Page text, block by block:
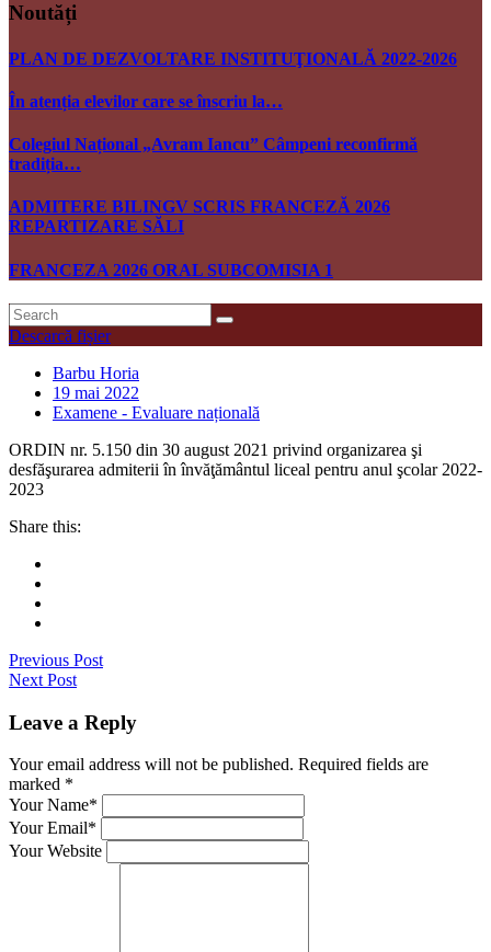
Noutăți
PLAN DE DEZVOLTARE INSTITUŢIONALĂ 2022-2026
În atenția elevilor care se înscriu la…
Colegiul Național „Avram Iancu” Câmpeni reconfirmă
tradiția…
ADMITERE BILINGV SCRIS FRANCEZĂ 2026
REPARTIZARE SĂLI
FRANCEZA 2026 ORAL SUBCOMISIA 1
Descarcă fișier
Barbu Horia
19 mai 2022
Examene - Evaluare națională
ORDIN nr. 5.150 din 30 august 2021 privind organizarea şi
desfăşurarea admiterii în învăţământul liceal pentru anul şcolar 2022-
2023
Share this:
Previous Post
Next Post
Leave a Reply
Your email address will not be published. Required fields are
marked *
Your Name*
Your Email*
Your Website